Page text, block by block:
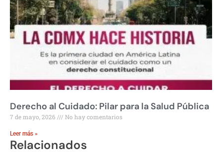
Derecho al Cuidado: Pilar para la Salud Pública
7 de mayo, 2026 No hay comentarios
Leer más »
Relacionados